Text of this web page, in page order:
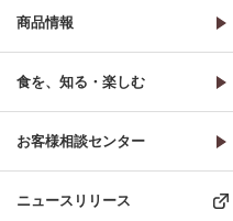
商品情報
食を、知る・楽しむ
お客様相談センター
ニュースリリース